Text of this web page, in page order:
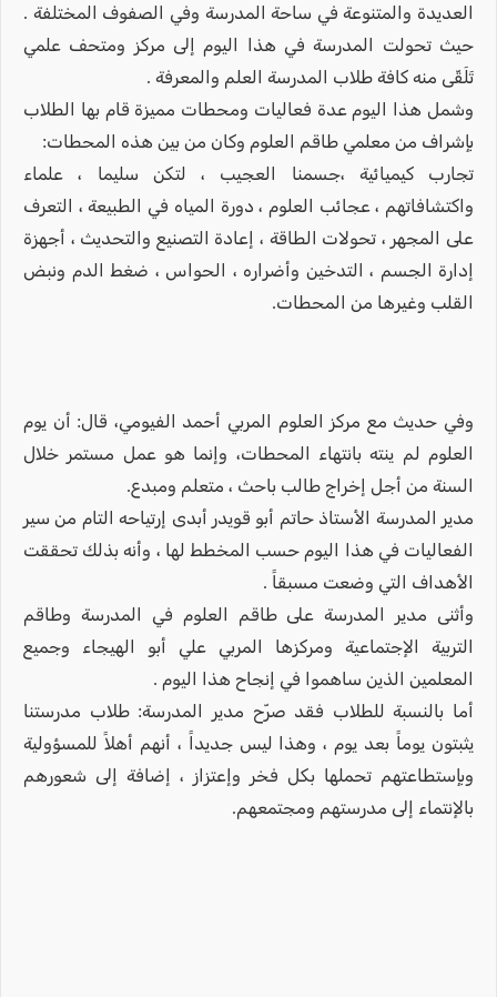
العديدة والمتنوعة في ساحة المدرسة وفي الصفوف المختلفة .
حيث تحولت المدرسة في هذا اليوم إلى مركز ومتحف علمي
تَلَقّى منه كافة طلاب المدرسة العلم والمعرفة .
وشمل هذا اليوم عدة فعاليات ومحطات مميزة قام بها الطلاب
بإشراف من معلمي طاقم العلوم وكان من بين هذه المحطات:
تجارب كيميائية ،جسمنا العجيب ، لتكن سليما ، علماء
واكتشافاتهم ، عجائب العلوم ، دورة المياه في الطبيعة ، التعرف
على المجهر ، تحولات الطاقة ، إعادة التصنيع والتحديث ، أجهزة
إدارة الجسم ، التدخين وأضراره ، الحواس ، ضغط الدم ونبض
القلب وغيرها من المحطات.
وفي حديث مع مركز العلوم المربي أحمد الفيومي، قال: أن يوم
العلوم لم ينته بانتهاء المحطات، وإنما هو عمل مستمر خلال
السنة من أجل إخراج طالب باحث ، متعلم ومبدع.
مدير المدرسة الأستاذ حاتم أبو قويدر أبدى إرتياحه التام من سير
الفعاليات في هذا اليوم حسب المخطط لها ، وأنه بذلك تحققت
الأهداف التي وضعت مسبقاً .
وأثنى مدير المدرسة على طاقم العلوم في المدرسة وطاقم
التربية الإجتماعية ومركزها المربي علي أبو الهيجاء وجميع
المعلمين الذين ساهموا في إنجاح هذا اليوم .
أما بالنسبة للطلاب فقد صرّح مدير المدرسة: طلاب مدرستنا
يثبتون يوماً بعد يوم ، وهذا ليس جديداً ، أنهم أهلاً للمسؤولية
وبإستطاعتهم تحملها بكل فخر وإعتزاز ، إضافة إلى شعورهم
بالإنتماء إلى مدرستهم ومجتمعهم.